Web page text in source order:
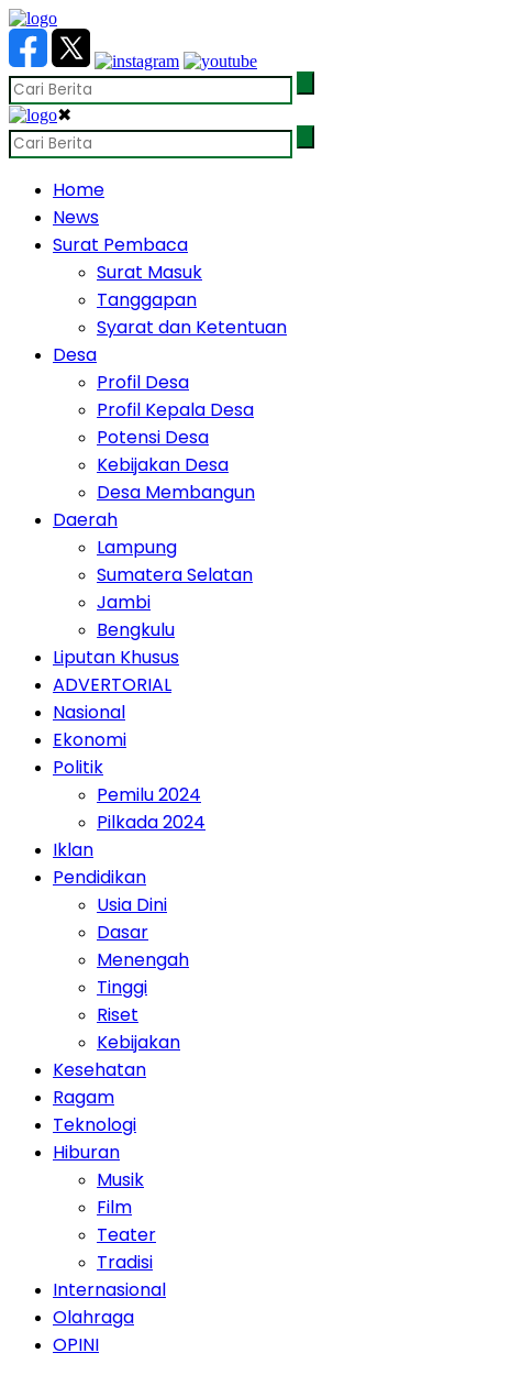
✖
Home
News
Surat Pembaca
Surat Masuk
Tanggapan
Syarat dan Ketentuan
Desa
Profil Desa
Profil Kepala Desa
Potensi Desa
Kebijakan Desa
Desa Membangun
Daerah
Lampung
Sumatera Selatan
Jambi
Bengkulu
Liputan Khusus
ADVERTORIAL
Nasional
Ekonomi
Politik
Pemilu 2024
Pilkada 2024
Iklan
Pendidikan
Usia Dini
Dasar
Menengah
Tinggi
Riset
Kebijakan
Kesehatan
Ragam
Teknologi
Hiburan
Musik
Film
Teater
Tradisi
Internasional
Olahraga
OPINI